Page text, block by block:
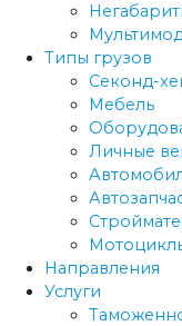
Типы грузов
Секонд-
Мебель
Личные
Направления
Услуги